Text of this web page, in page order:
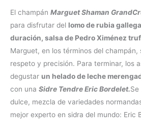
El champán Marguet Shaman Grand
para disfrutar del lomo de rubia
duración, salsa de Pedro Ximénez
Marguet, en los términos del champán,
respeto y precisión. Para terminar, los
degustar un helado de leche
con una Sidre Tendre Eric Bordelet.
dulce, mezcla de variedades
mejor experto en sidra del mundo: Eric